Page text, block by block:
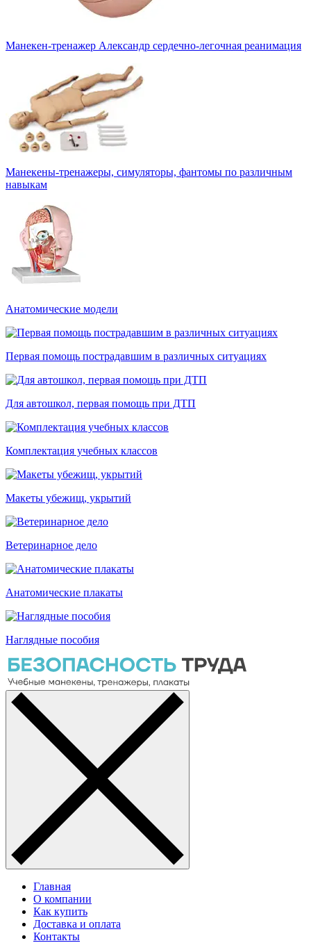
Манекен-тренажер Александр сердечно-легочная реанимация
Манекены-тренажеры, симуляторы, фантомы по различным
навыкам
Анатомические модели
Первая помощь пострадавшим в различных ситуациях
Для автошкол, первая помощь при ДТП
Комплектация учебных классов
Макеты убежищ, укрытий
Ветеринарное дело
Анатомические плакаты
Наглядные пособия
Главная
О компании
Как купить
Доставка и оплата
Контакты